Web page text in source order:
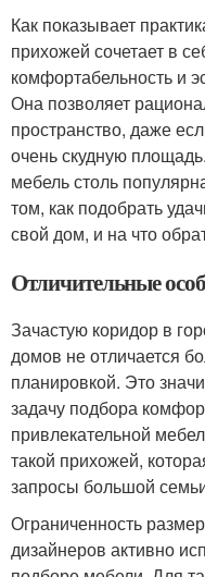
Как показывает
прихожей сочетает в
комфортабельность и
Она позволяет
пространство, даже
очень скудную
мебель столь
том, как подобрать
свой дом, и на что
Отличительные
Зачастую коридор в
домов не отличается
планировкой. Это
задачу подбора
привлекательной
такой прихожей,
запросы большой
Ограниченность
дизайнеров активно